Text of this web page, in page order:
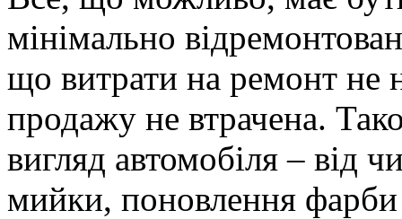
мінімально
що витрати на ремонт не
продажу не втрачена.
вигляд автомобіля – від
мийки, поновлення фарби